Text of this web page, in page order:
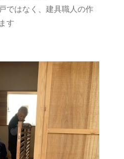
ではなく、建具職人の作
す